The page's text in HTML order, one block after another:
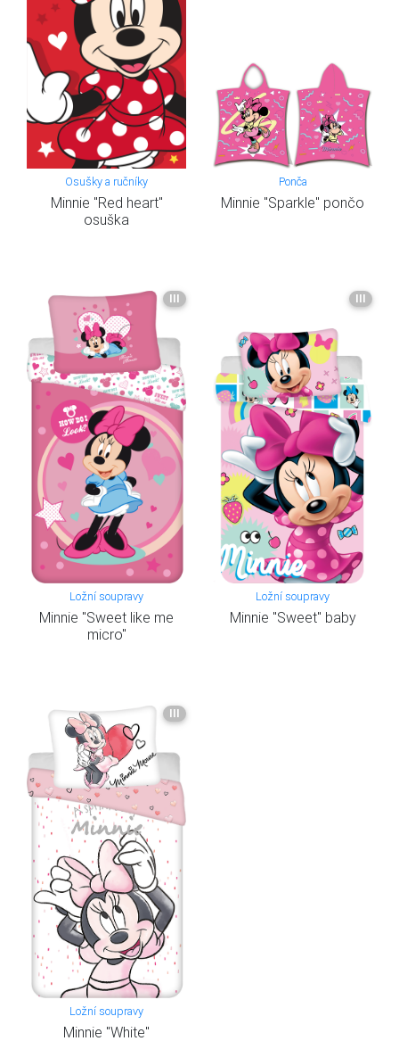
Osušky a ručníky
Minnie "Red heart"
osuška
Ponča
Minnie "Sparkle" pončo
III
Ložní soupravy
Minnie "Sweet like me
micro"
III
Ložní soupravy
Minnie "Sweet" baby
III
Ložní soupravy
Minnie "White"